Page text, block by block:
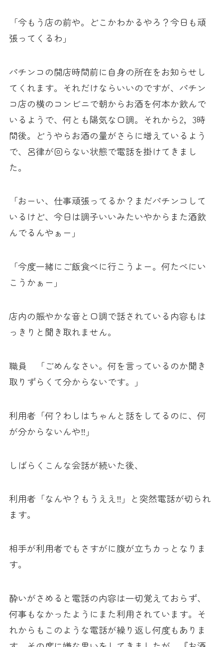
「今もう店の前や。どこかわかるやろ？今日も頑
張ってくるわ」
パチンコの開店時間前に自身の所在をお知らせし
てくれます。それだけならいいのですが、パチン
コ店の横のコンビニで朝からお酒を何本か飲んで
いるようで、何とも陽気な口調。それから2，3時
間後。どうやらお酒の量がさらに増えているよう
で、呂律が回らない状態で電話を掛けてきまし
た。
「おーい、仕事頑張ってるか？まだパチンコして
いるけど、今日は調子いいみたいやからまた酒飲
んでるんやぁー」
「今度一緒にご飯食べに行こうよー。何たべにい
こうかぁー」
店内の賑やかな音と口調で話されている内容もは
っきりと聞き取れません。
職員 「ごめんなさい。何を言っているのか聞き
取りずらくて分からないです。」
利用者「何？わしはちゃんと話をしてるのに、何
が分からないんや‼」
しばらくこんな会話が続いた後、
利用者「なんや？もうええ‼」と突然電話が切られ
ます。
相手が利用者でもさすがに腹が立ちカっとなりま
す。
酔いがさめると電話の内容は一切覚えておらず、
何事もなかったようにまた利用されています。そ
れからもこのような電話が繰り返し何度もありま